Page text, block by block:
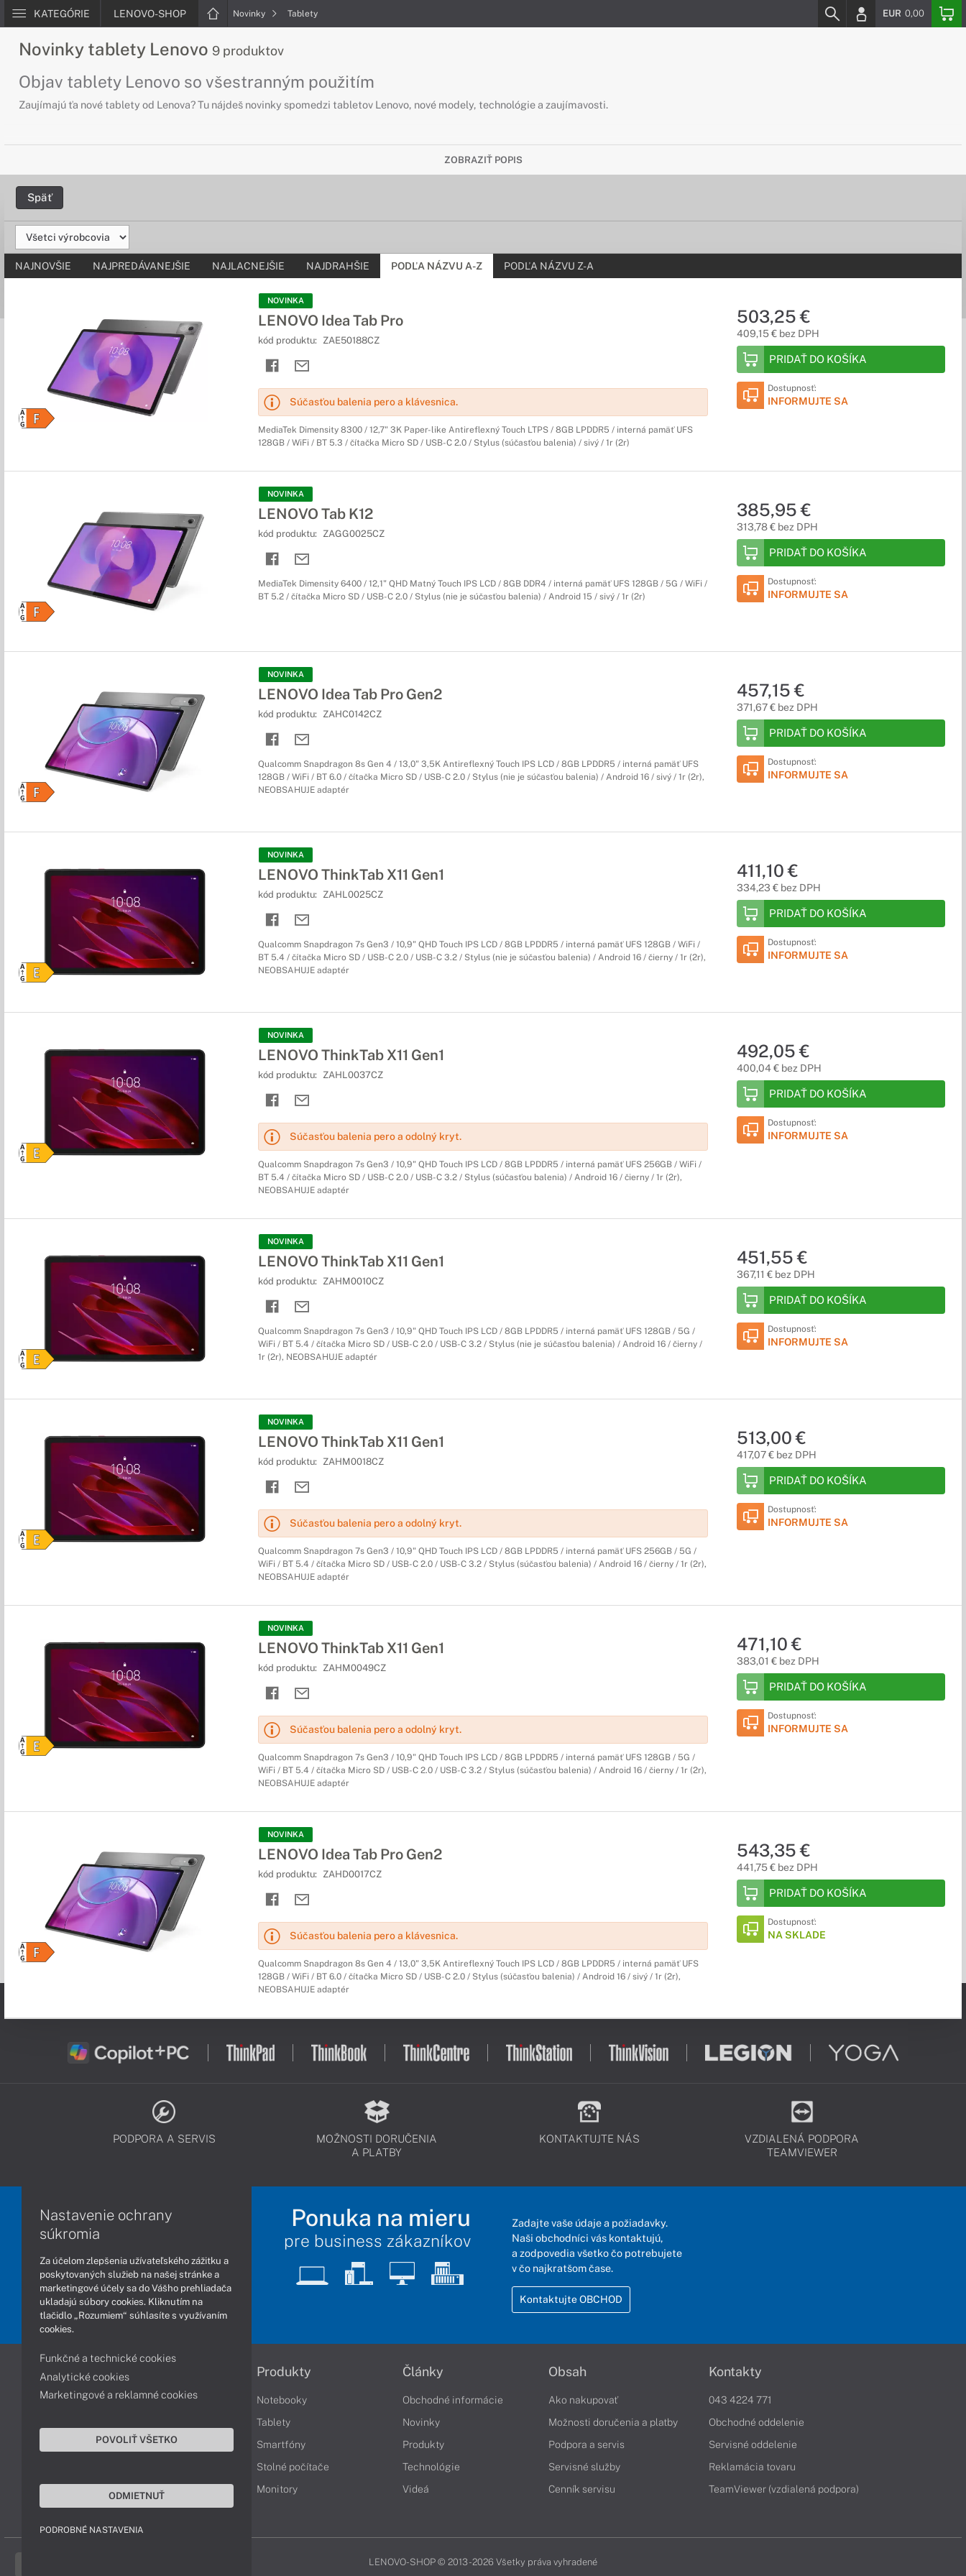
KATEGÓRIE LENOVO-SHOP Novinky Tablety EUR 0,00
Novinky tablety Lenovo 9 produktov
Objav tablety Lenovo so všestranným použitím
Zaujímajú ťa nové tablety od Lenova? Tu nájdeš novinky spomedzi tabletov Lenovo, nové modely, technológie a zaujímavosti.
ZOBRAZIŤ POPIS
Späť
NAJNOVŠIE NAJPREDÁVANEJŠIE NAJLACNEJŠIE NAJDRAHŠIE PODĽA NÁZVU A-Z PODĽA NÁZVU Z-A
NOVINKA
LENOVO Idea Tab Pro
kód produktu: ZAE50188CZ
Súčasťou balenia pero a klávesnica.
MediaTek Dimensity 8300 / 12,7" 3K Paper-like Antireflexný Touch LTPS / 8GB LPDDR5 / interná pamäť UFS
128GB / WiFi / BT 5.3 / čítačka Micro SD / USB-C 2.0 / Stylus (súčasťou balenia) / sivý / 1r (2r)
503,25 €
409,15 € bez DPH
PRIDAŤ DO KOŠÍKA
Dostupnosť:
INFORMUJTE SA
NOVINKA
LENOVO Tab K12
kód produktu: ZAGG0025CZ
MediaTek Dimensity 6400 / 12,1" QHD Matný Touch IPS LCD / 8GB DDR4 / interná pamäť UFS 128GB / 5G / WiFi /
BT 5.2 / čítačka Micro SD / USB-C 2.0 / Stylus (nie je súčasťou balenia) / Android 15 / sivý / 1r (2r)
385,95 €
313,78 € bez DPH
PRIDAŤ DO KOŠÍKA
Dostupnosť:
INFORMUJTE SA
NOVINKA
LENOVO Idea Tab Pro Gen2
kód produktu: ZAHC0142CZ
Qualcomm Snapdragon 8s Gen 4 / 13,0" 3,5K Antireflexný Touch IPS LCD / 8GB LPDDR5 / interná pamäť UFS
128GB / WiFi / BT 6.0 / čítačka Micro SD / USB-C 2.0 / Stylus (nie je súčasťou balenia) / Android 16 / sivý / 1r (2r),
NEOBSAHUJE adaptér
457,15 €
371,67 € bez DPH
PRIDAŤ DO KOŠÍKA
Dostupnosť:
INFORMUJTE SA
NOVINKA
LENOVO ThinkTab X11 Gen1
kód produktu: ZAHL0025CZ
Qualcomm Snapdragon 7s Gen3 / 10,9" QHD Touch IPS LCD / 8GB LPDDR5 / interná pamäť UFS 128GB / WiFi /
BT 5.4 / čítačka Micro SD / USB-C 2.0 / USB-C 3.2 / Stylus (nie je súčasťou balenia) / Android 16 / čierny / 1r (2r),
NEOBSAHUJE adaptér
411,10 €
334,23 € bez DPH
PRIDAŤ DO KOŠÍKA
Dostupnosť:
INFORMUJTE SA
NOVINKA
LENOVO ThinkTab X11 Gen1
kód produktu: ZAHL0037CZ
Súčasťou balenia pero a odolný kryt.
Qualcomm Snapdragon 7s Gen3 / 10,9" QHD Touch IPS LCD / 8GB LPDDR5 / interná pamäť UFS 256GB / WiFi /
BT 5.4 / čítačka Micro SD / USB-C 2.0 / USB-C 3.2 / Stylus (súčasťou balenia) / Android 16 / čierny / 1r (2r),
NEOBSAHUJE adaptér
492,05 €
400,04 € bez DPH
PRIDAŤ DO KOŠÍKA
Dostupnosť:
INFORMUJTE SA
NOVINKA
LENOVO ThinkTab X11 Gen1
kód produktu: ZAHM0010CZ
Qualcomm Snapdragon 7s Gen3 / 10,9" QHD Touch IPS LCD / 8GB LPDDR5 / interná pamäť UFS 128GB / 5G /
WiFi / BT 5.4 / čítačka Micro SD / USB-C 2.0 / USB-C 3.2 / Stylus (nie je súčasťou balenia) / Android 16 / čierny /
1r (2r), NEOBSAHUJE adaptér
451,55 €
367,11 € bez DPH
PRIDAŤ DO KOŠÍKA
Dostupnosť:
INFORMUJTE SA
NOVINKA
LENOVO ThinkTab X11 Gen1
kód produktu: ZAHM0018CZ
Súčasťou balenia pero a odolný kryt.
Qualcomm Snapdragon 7s Gen3 / 10,9" QHD Touch IPS LCD / 8GB LPDDR5 / interná pamäť UFS 256GB / 5G /
WiFi / BT 5.4 / čítačka Micro SD / USB-C 2.0 / USB-C 3.2 / Stylus (súčasťou balenia) / Android 16 / čierny / 1r (2r),
NEOBSAHUJE adaptér
513,00 €
417,07 € bez DPH
PRIDAŤ DO KOŠÍKA
Dostupnosť:
INFORMUJTE SA
NOVINKA
LENOVO ThinkTab X11 Gen1
kód produktu: ZAHM0049CZ
Súčasťou balenia pero a odolný kryt.
Qualcomm Snapdragon 7s Gen3 / 10,9" QHD Touch IPS LCD / 8GB LPDDR5 / interná pamäť UFS 128GB / 5G /
WiFi / BT 5.4 / čítačka Micro SD / USB-C 2.0 / USB-C 3.2 / Stylus (súčasťou balenia) / Android 16 / čierny / 1r (2r),
NEOBSAHUJE adaptér
471,10 €
383,01 € bez DPH
PRIDAŤ DO KOŠÍKA
Dostupnosť:
INFORMUJTE SA
NOVINKA
LENOVO Idea Tab Pro Gen2
kód produktu: ZAHD0017CZ
Súčasťou balenia pero a klávesnica.
Qualcomm Snapdragon 8s Gen 4 / 13,0" 3,5K Antireflexný Touch IPS LCD / 8GB LPDDR5 / interná pamäť UFS
128GB / WiFi / BT 6.0 / čítačka Micro SD / USB-C 2.0 / Stylus (súčasťou balenia) / Android 16 / sivý / 1r (2r),
NEOBSAHUJE adaptér
543,35 €
441,75 € bez DPH
PRIDAŤ DO KOŠÍKA
Dostupnosť:
NA SKLADE
PODPORA A SERVIS
MOŽNOSTI DORUČENIA
A PLATBY
KONTAKTUJTE NÁS
VZDIALENÁ PODPORA
TEAMVIEWER
Ponuka na mieru
pre business zákazníkov
Zadajte vaše údaje a požiadavky.
Naši obchodníci vás kontaktujú,
a zodpovedia všetko čo potrebujete
v čo najkratšom čase.
Kontaktujte OBCHOD
Informácie
Obchodné podmienky
Ochrana osobných údajov
Vyhlásenie o prístupnosti
Cookies
Produkty
Notebooky
Tablety
Smartfóny
Stolné počítače
Monitory
Články
Obchodné informácie
Novinky
Produkty
Technológie
Videá
Obsah
Ako nakupovať
Možnosti doručenia a platby
Podpora a servis
Servisné služby
Cenník servisu
Kontakty
043 4224 771
Obchodné oddelenie
Servisné oddelenie
Reklamácia tovaru
TeamViewer (vzdialená podpora)
LENOVO-SHOP © 2013 - 2026 Všetky práva vyhradené
Nastavenie ochrany
súkromia
Za účelom zlepšenia užívateľského zážitku a
poskytovaných služieb na našej stránke a
marketingové účely sa do Vášho prehliadača
ukladajú súbory cookies. Kliknutím na
tlačidlo „Rozumiem“ súhlasíte s využívaním
cookies.
Funkčné a technické cookies
Analytické cookies
Marketingové a reklamné cookies
POVOLIŤ VŠETKO
ODMIETNUŤ
PODROBNÉ NASTAVENIA